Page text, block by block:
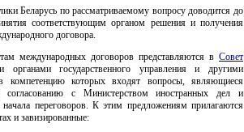
Беларусь по рассматриваемому вопросу доводится до
соответствующим органом решения и получения
договора.
международных договоров представляются в Совет
органами государственного управления и другими
компетенцию которых входят вопросы, являющиеся
с Министерством иностранных дел и
переговоров. К этим предложениям прилагаются
и завизированные: